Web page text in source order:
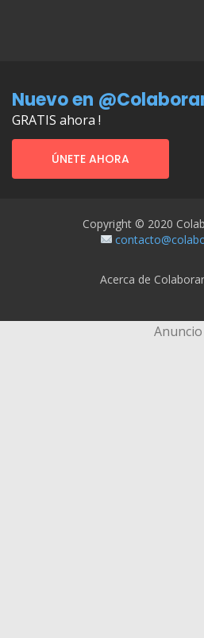
Nuevo en
GRATIS ahora !
ÚNETE AHORA
Copyright © 2020
Acerca de
Anuncio